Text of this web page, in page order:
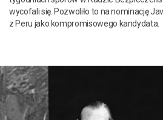
wycofali się. Pozwoliło to na nominację
z Peru jako kompromisowego kandydata.